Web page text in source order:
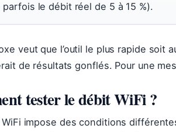
parfois le débit réel de 5 à 15 %).
veut que l’outil le plus rapide soit
de résultats gonflés. Pour une
tester le débit WiFi ?
impose des conditions